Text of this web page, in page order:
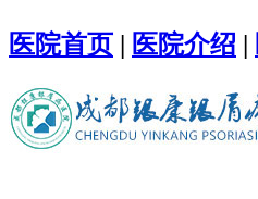
医院首页 | 医院介绍 |